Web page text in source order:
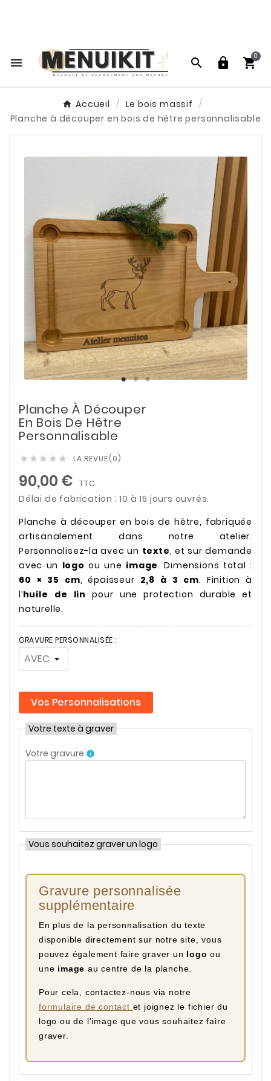
   
0
Accueil
Le bois massif
Planche à découper en bois de hêtre personnalisable
Planche À Découper
En Bois De Hêtre
Personnalisable
     LA REVUE(0)
90,00 € TTC
Délai de fabrication : 10 à 15 jours ouvrés.
Planche à découper en bois de hêtre, fabriquée
artisanalement dans notre atelier.
Personnalisez-la avec un texte, et sur demande
avec un logo ou une image. Dimensions total :
60 × 35 cm, épaisseur 2,8 à 3 cm. Finition à
l’huile de lin pour une protection durable et
naturelle.
GRAVURE PERSONNALISÉE :
Vos Personnalisations
Votre texte à graver
Votre gravure info
Vous souhaitez graver un logo
Gravure personnalisée
supplémentaire
En plus de la personnalisation du texte
disponible directement sur notre site, vous
pouvez également faire graver un logo ou
une image au centre de la planche.
Pour cela, contactez-nous via notre
formulaire de contact et joignez le fichier du
logo ou de l’image que vous souhaitez faire
graver.